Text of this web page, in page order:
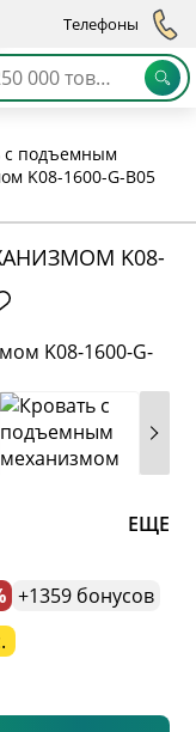
Телефоны
с подъемным
K08-1600-G-B05
K08-
ЕЩЕ
+1359 бонусов